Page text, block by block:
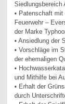
Siedlungsbereich
• Patenschaft
Feuerwehr –
der Marke
• Ansiedlung der
• Vorschläge im
der ehemaligen
•
und Mithilfe bei
• Erhalt der
durch